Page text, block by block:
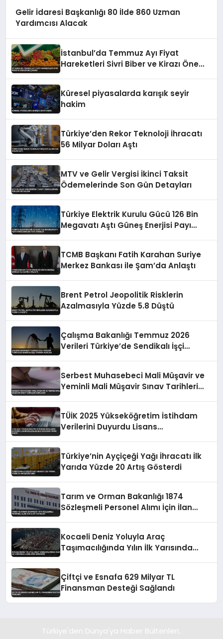
Gelir İdaresi Başkanlığı 80 İlde 860 Uzman
Yardımcısı Alacak
İstanbul’da Temmuz Ayı Fiyat
Hareketleri Sivri Biber ve Kirazı Öne
Küresel piyasalarda karışık seyir
hakim
Türkiye’den Rekor Teknoloji İhracatı
56 Milyar Doları Aştı
MTV ve Gelir Vergisi İkinci Taksit
Ödemelerinde Son Gün Detayları
Türkiye Elektrik Kurulu Gücü 126 Bin
Megavatı Aştı Güneş Enerjisi Payı
TCMB Başkanı Fatih Karahan Suriye
Merkez Bankası ile Şam’da Anlaştı
Brent Petrol Jeopolitik Risklerin
Azalmasıyla Yüzde 5.8 Düştü
Çalışma Bakanlığı Temmuz 2026
Verileri Türkiye’de Sendikalı İşçi
Serbest Muhasebeci Mali Müşavir ve
Yeminli Mali Müşavir Sınav Tarihleri
TÜİK 2025 Yükseköğretim İstihdam
Verilerini Duyurdu Lisans
Türkiye’nin Ayçiçeği Yağı İhracatı İlk
Yarıda Yüzde 20 Artış Gösterdi
Tarım ve Orman Bakanlığı 1874
Sözleşmeli Personel Alımı İçin İlan
Kocaeli Deniz Yoluyla Araç
Taşımacılığında Yılın İlk Yarısında
Çiftçi ve Esnafa 629 Milyar TL
Finansman Desteği Sağlandı
Türkiye'den Dünya'ya Haber Bültenleri..